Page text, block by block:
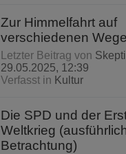
Zur Himmelfahrt auf
verschiedenen
Letzter Beitrag von
29.05.2025, 12:39
Verfasst in Kultur
Die SPD und der
Weltkrieg
Betrachtung)